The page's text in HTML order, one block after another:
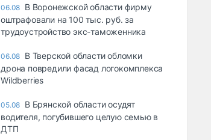
06.08 В Воронежской области фирму
оштрафовали на 100 тыс. руб. за
трудоустройство экс-таможенника
06.08 В Тверской области обломки
дрона повредили фасад логокомплекса
Wildberries
05.08 В Брянской области осудят
водителя, погубившего целую семью в
ДТП